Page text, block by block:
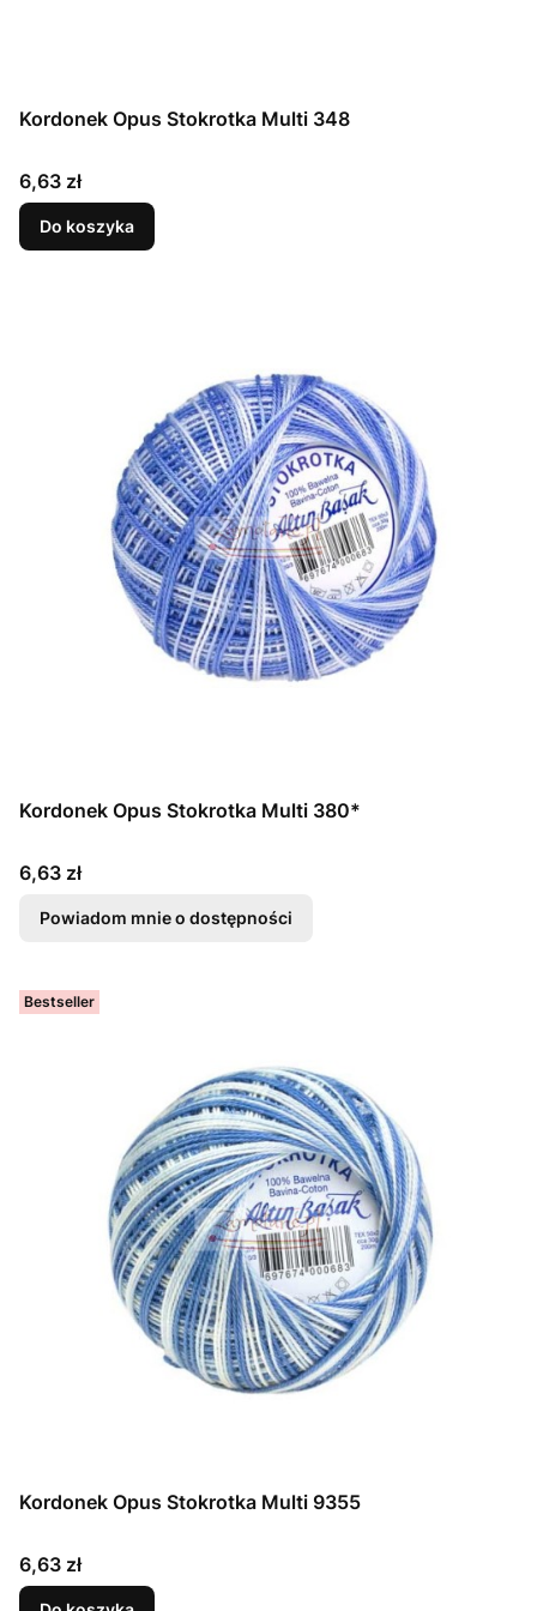
Kordonek Opus Stokrotka Multi 348
Cena
6,63 zł
Do koszyka
Kordonek Opus Stokrotka Multi 380*
Cena
6,63 zł
Powiadom mnie o dostępności
Bestseller
Kordonek Opus Stokrotka Multi 9355
Cena
6,63 zł